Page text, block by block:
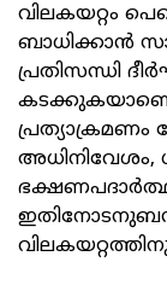
വിലകയറ്റം
ബാധിക്കാൻ
പ്രതിസന്ധി
പ്രത്യാക്രമണം
അധിനിവേശം,